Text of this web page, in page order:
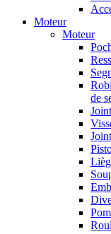
Moteur
Moteur
de